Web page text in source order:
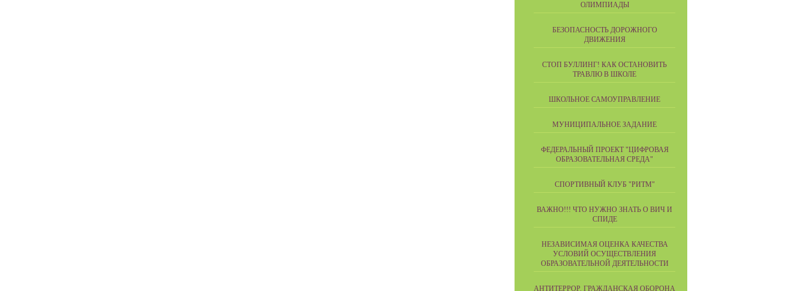
ОЛИМПИАДЫ
БЕЗОПАСНОСТЬ ДОРОЖНОГО
ДВИЖЕНИЯ
СТОП БУЛЛИНГ! КАК ОСТАНОВИТЬ
ТРАВЛЮ В ШКОЛЕ
ШКОЛЬНОЕ САМОУПРАВЛЕНИЕ
МУНИЦИПАЛЬНОЕ ЗАДАНИЕ
ФЕДЕРАЛЬНЫЙ ПРОЕКТ "ЦИФРОВАЯ
ОБРАЗОВАТЕЛЬНАЯ СРЕДА"
СПОРТИВНЫЙ КЛУБ "РИТМ"
ВАЖНО!!! ЧТО НУЖНО ЗНАТЬ О ВИЧ И
СПИДЕ
НЕЗАВИСИМАЯ ОЦЕНКА КАЧЕСТВА
УСЛОВИЙ ОСУЩЕСТВЛЕНИЯ
ОБРАЗОВАТЕЛЬНОЙ ДЕЯТЕЛЬНОСТИ
АНТИТЕРРОР. ГРАЖДАНСКАЯ ОБОРОНА